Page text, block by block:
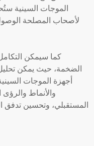
الموجات السينية
لأصحاب المصلحة
كما سيمكن
الضخمة، حيث يمكن
أجهزة الموجات
والأنماط
المستقبلي، وتحسين